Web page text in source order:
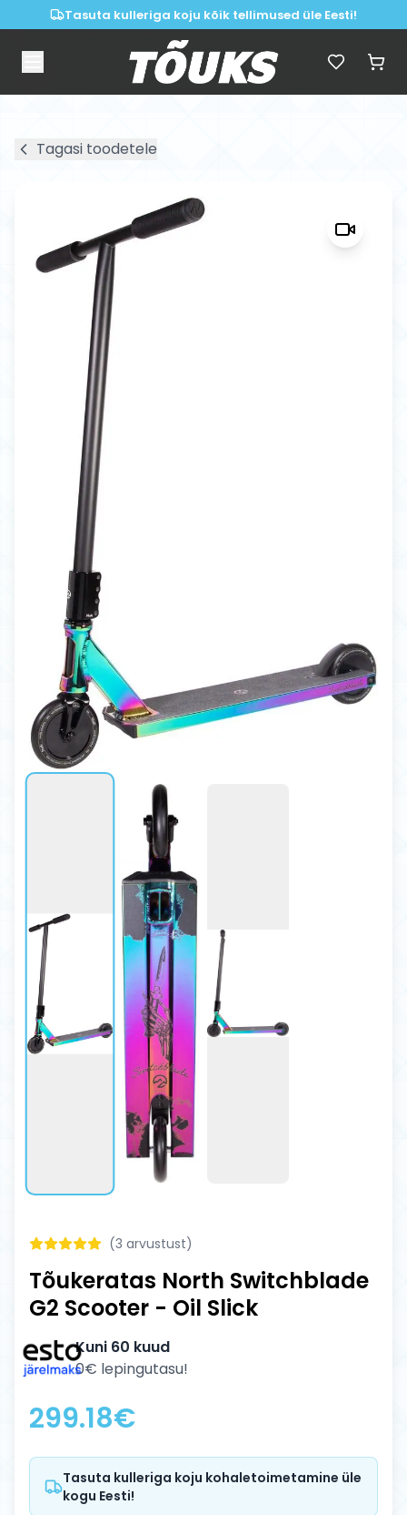
Tasuta kulleriga koju kõik tellimused üle Eesti!
Tagasi toodetele
(3 arvustust)
Tõukeratas North Switchblade
G2 Scooter - Oil Slick
Kuni 60 kuud
0€ lepingutasu!
299.18€
Tasuta kulleriga koju kohaletoimetamine üle
kogu Eesti!